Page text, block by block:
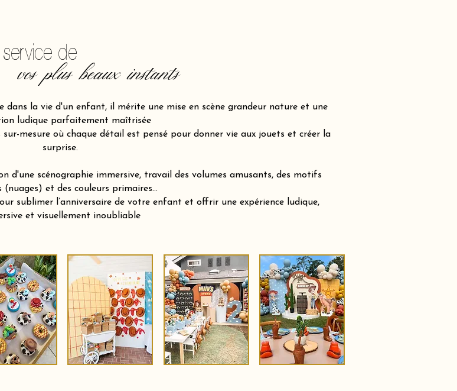
de
vos plus beaux instants
dans la vie d'un enfant, il mérite une mise en scène grandeur nature et une
ludique parfaitement maîtrisée
mesure où chaque détail est pensé pour donner vie aux jouets et créer la
surprise.
d'une scénographie immersive, travail des volumes amusants, des motifs
(nuages) et des couleurs primaires…
sublimer l’anniversaire de votre enfant et offrir une expérience ludique,
et visuellement inoubliable